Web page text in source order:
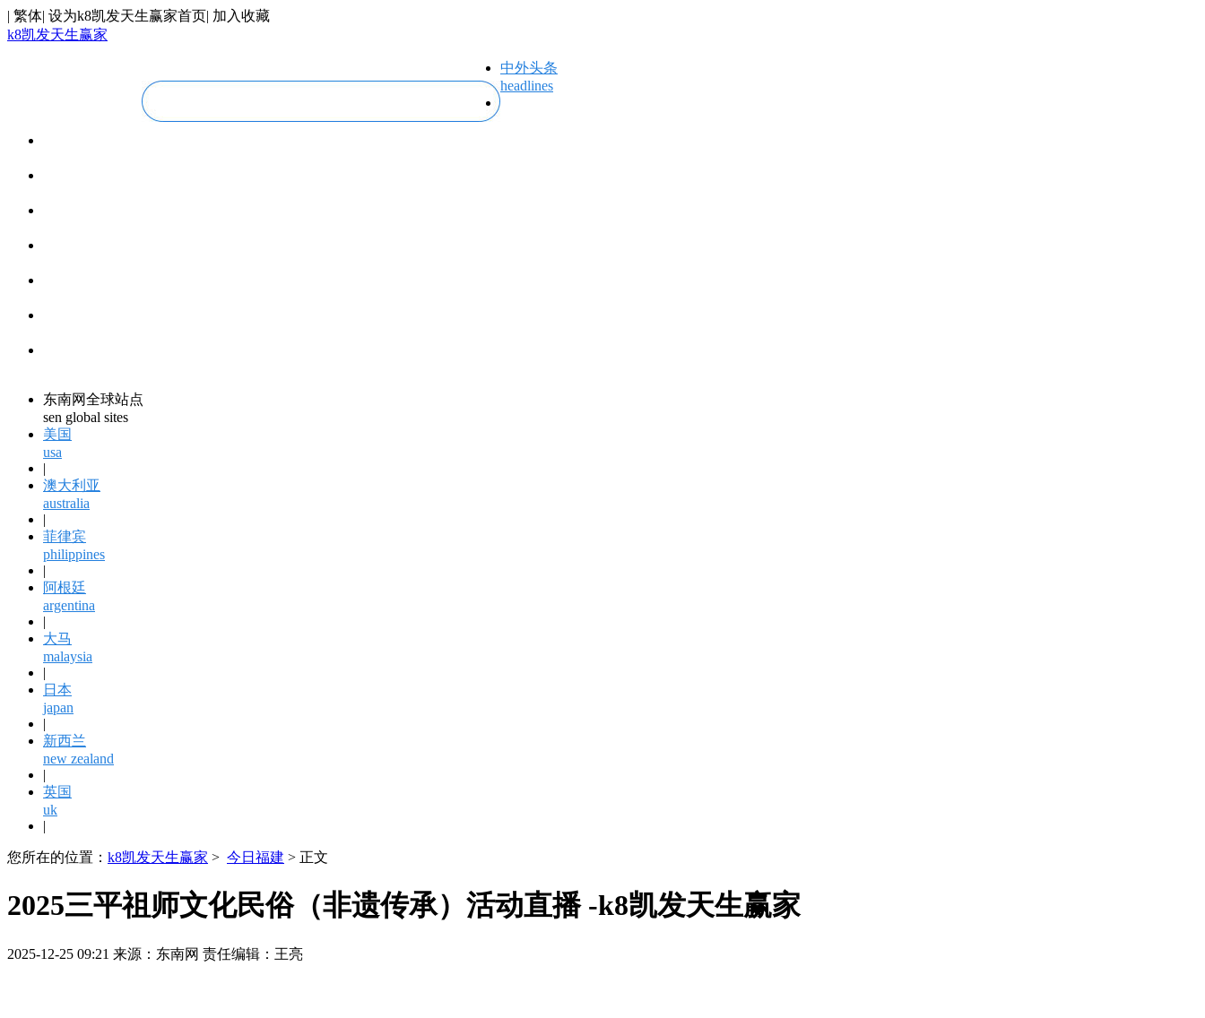
| 繁体| 设为k8凯发天生赢家首页| 加入收藏
k8凯发天生赢家
中外头条
headlines
东南网全球站点
sen global sites
美国
usa
|
澳大利亚
australia
|
菲律宾
philippines
|
阿根廷
argentina
|
大马
malaysia
|
日本
japan
|
新西兰
new zealand
|
英国
uk
|
您所在的位置： k8凯发天生赢家 > 今日福建 > 正文
2025三平祖师文化民俗（非遗传承）活动直播 -k8凯发天生赢家
2025-12-25 09:21 来源：东南网 责任编辑：王亮